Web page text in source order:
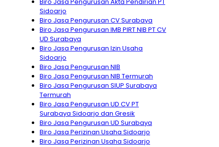
Sidoarjo
Biro Jasa Pengurusan CV Surabaya
Biro Jasa Pengurusan IMB PIRT NIB PT CV
UD Surabaya
Biro Jasa Pengurusan Izin Usaha
Sidoarjo
Biro Jasa Pengurusan NIB
Biro Jasa Pengurusan NIB Termurah
Biro Jasa Pengurusan SIUP Surabaya
Termurah
Biro Jasa Pengurusan UD CV PT
Surabaya Sidoarjo dan Gresik
Biro Jasa Pengurusan UD Surabaya
Biro Jasa Perizinan Usaha Sidoarjo
Biro Jasa Perizinan Usaha Sidoarjo